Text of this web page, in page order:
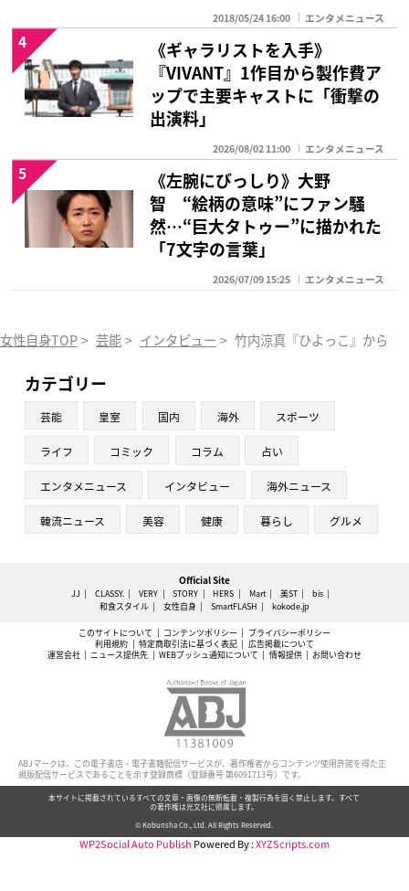
2018/05/24 16:00 エンタメニュース
《ギャラリストを入手》
『VIVANT』1作目から製作費ア
ップで主要キャストに「衝撃の
出演料」
2026/08/02 11:00 エンタメニュース
4
《左腕にびっしり》大野
智 “絵柄の意味”にファン騒
然…“巨大タトゥー”に描かれた
「7文字の言葉」
2026/07/09 15:25 エンタメニュース
5
女性自身TOP > 芸能 > インタビュー > 竹内涼真『ひよっこ』から2
カテゴリー
芸能 皇室 国内 海外 スポーツ
ライフ コミック コラム 占い
エンタメニュース インタビュー 海外ニュース
韓流ニュース 美容 健康 暮らし グルメ
Official Site
JJ CLASSY. VERY STORY HERS Mart 美ST
bis
和食スタイル
女性自身 SmartFLASH kokode.jp
このサイトについて コンテンツポリシー
プライバシーポリシー
利用規約
特定商取引法に基づく表記
広告掲載について
運営会社
ニュース提供先 WEBプッシュ通知について 情報提供 お問い合わせ
ABJマークは、この電子書店・電子書籍配信サービスが、著作権者からコンテンツ使用許諾を得た正
規版配信サービスであることを示す登録商標（登録番号 第6091713号）です。
本サイトに掲載されているすべての文章・画像の無断転載・複製行為を固く禁止します。すべて
の著作権は光文社に帰属します。
© Kobunsha Co., Ltd. All Rights Reserved.
WP2Social Auto Publish Powered By :XYZScripts.com